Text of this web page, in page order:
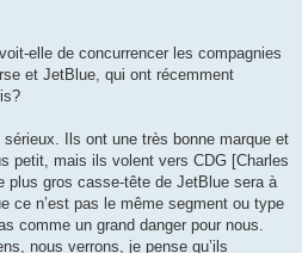
elle de concurrencer les compagnies
et JetBlue, qui ont récemment
Ils ont une très bonne marque et
petit, mais ils volent vers CDG [Charles
plus gros casse-tête de JetBlue sera à
ce n’est pas le même segment ou type
comme un grand danger pour nous.
nous verrons, je pense qu’ils